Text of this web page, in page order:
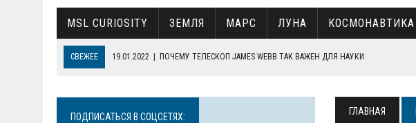
MSL CURIOSITY ЗЕМЛЯ МАРС ЛУНА КОСМОНАВТИКА
СВЕЖЕЕ 19.01.2022
ПОЧЕМУ ТЕЛЕСКОП JAMES WEBB ТАК ВАЖЕН ДЛЯ НАУКИ
13.02.2022 | КАК ЗАПУСТИТЬ СВОЙ СПУТНИК ГЛАВНАЯ
ПОДПИСАТЬСЯ В СОЦСЕТЯХ: